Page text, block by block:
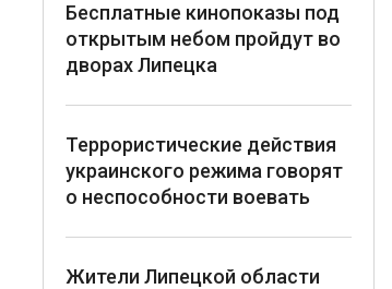
Бесплатные кинопоказы под
открытым небом пройдут во
дворах Липецка
Террористические действия
украинского режима говорят
о неспособности воевать
Жители Липецкой области